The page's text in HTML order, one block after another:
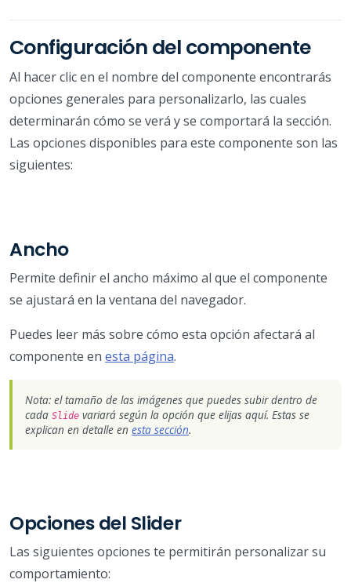
Configuración del componente
Al hacer clic en el nombre del componente encontrarás
opciones generales para personalizarlo, las cuales
determinarán cómo se verá y se comportará la sección.
Las opciones disponibles para este componente son las
siguientes:
Ancho
Permite definir el ancho máximo al que el componente
se ajustará en la ventana del navegador.
Puedes leer más sobre cómo esta opción afectará al
componente en esta página.
Nota: el tamaño de las imágenes que puedes subir dentro de
cada Slide variará según la opción que elijas aquí. Estas se
explican en detalle en esta sección.
Opciones del Slider
Las siguientes opciones te permitirán personalizar su
comportamiento: